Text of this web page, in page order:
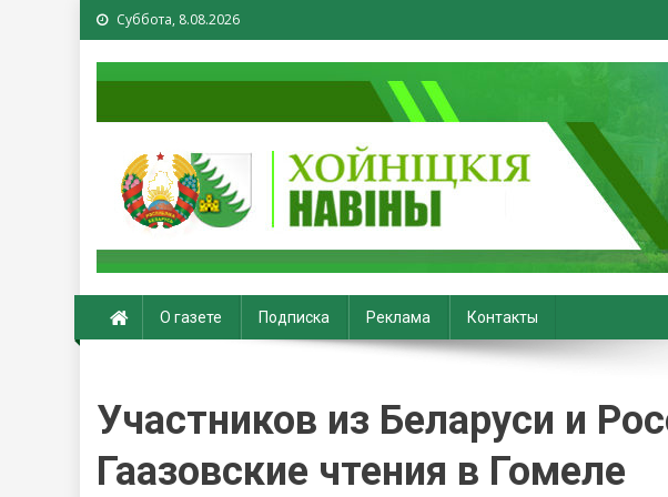
Суббота, 8.08.2026
Хойники. Хойнiцкiя навiны.
О газете Подписка Реклама Контакты
Участников из Беларуси и
Гаазовские чтения в Гомеле